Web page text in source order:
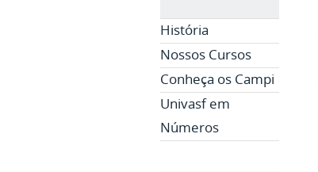
História
Nossos Cursos
Conheça os Campi
Univasf em
Números